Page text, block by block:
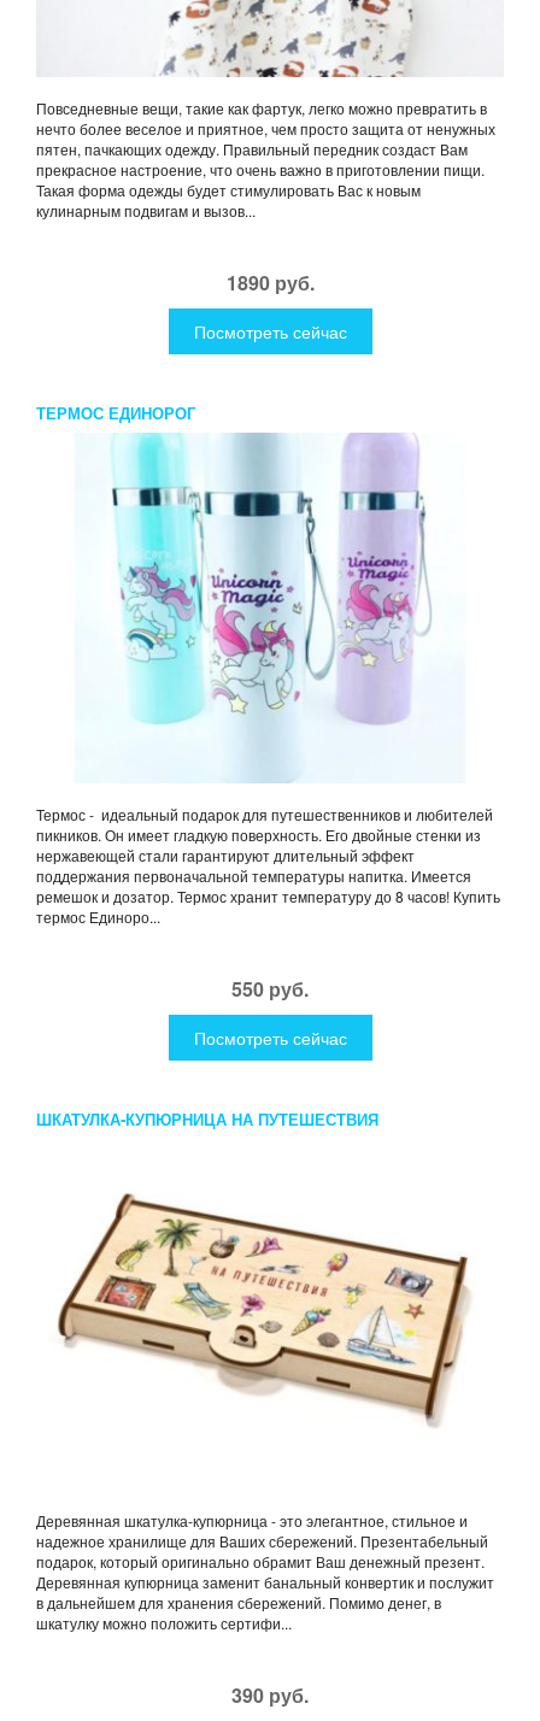
Повседневные вещи, такие как фартук, легко можно превратить в
нечто более веселое и приятное, чем просто защита от ненужных
пятен, пачкающих одежду. Правильный передник создаст Вам
прекрасное настроение, что очень важно в приготовлении пищи.
Такая форма одежды будет стимулировать Вас к новым
кулинарным подвигам и вызов...
1890 руб.
Посмотреть сейчас
ТЕРМОС ЕДИНОРОГ
Термос - идеальный подарок для путешественников и любителей
пикников. Он имеет гладкую поверхность. Его двойные стенки из
нержавеющей стали гарантируют длительный эффект
поддержания первоначальной температуры напитка. Имеется
ремешок и дозатор. Термос хранит температуру до 8 часов! Купить
термос Единоро...
550 руб.
Посмотреть сейчас
ШКАТУЛКА-КУПЮРНИЦА НА ПУТЕШЕСТВИЯ
Деревянная шкатулка-купюрница - это элегантное, стильное и
надежное хранилище для Ваших сбережений. Презентабельный
подарок, который оригинально обрамит Ваш денежный презент.
Деревянная купюрница заменит банальный конвертик и послужит
в дальнейшем для хранения сбережений. Помимо денег, в
шкатулку можно положить сертифи...
390 руб.